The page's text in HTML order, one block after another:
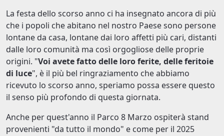
La festa dello scorso anno ci ha insegnato ancora di più
che i popoli che abitano nel nostro Paese sono persone
lontane da casa, lontane dai loro affetti più cari, distanti
dalle loro comunità ma così orgogliose delle proprie
origini. "Voi avete fatto delle loro ferite, delle feritoie
di luce", è il più bel ringraziamento che abbiamo
ricevuto lo scorso anno, speriamo possa essere questo
il senso più profondo di questa giornata.
Anche per quest'anno il Parco 8 Marzo ospiterà stand
provenienti "da tutto il mondo" e come per il 2025